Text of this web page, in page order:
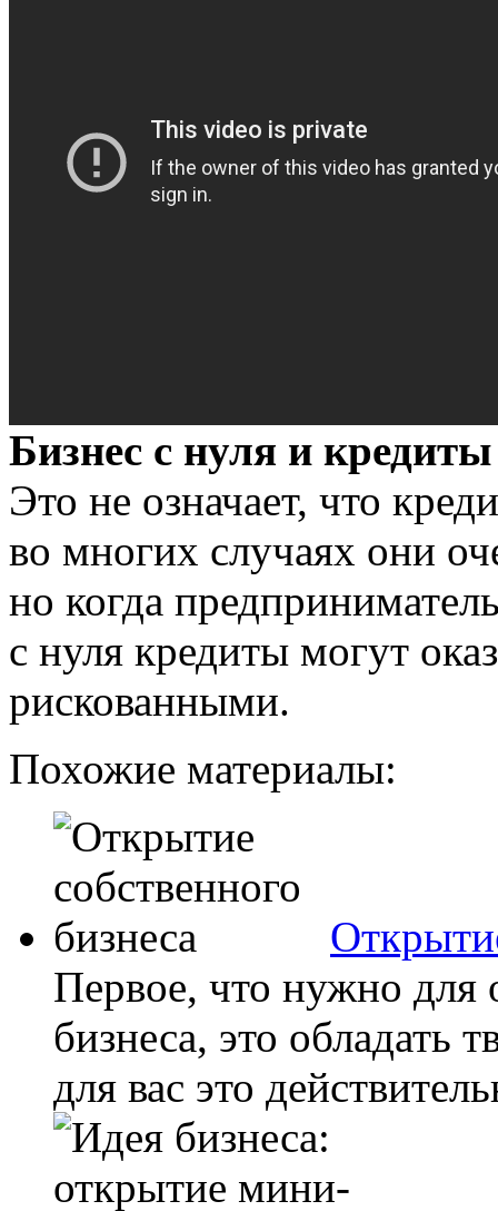
Бизнес с нуля и кредиты
Это не означает, что
во многих случаях они
но когда
с нуля кредиты могут
рискованными.
Похожие материалы:
Первое, что нужно для
бизнеса, это обладать
для вас это